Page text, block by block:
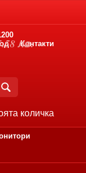
Контакти
количка
лв.